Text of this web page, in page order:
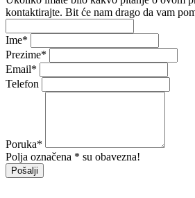
kontaktirajte. Bit će nam drago da vam
Ime*
Prezime*
Email*
Telefon
Poruka*
Polja označena * su obavezna!
Pošalji